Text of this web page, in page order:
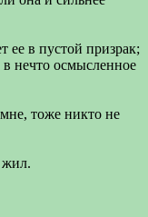
ее в пустой призрак;
нечто осмысленное
тоже никто не
жил.